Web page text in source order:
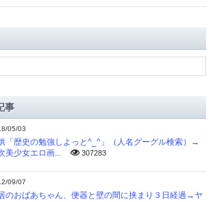
事
05/03
「歴史の勉強しよっと^_^」（人名グーグル検索）→
美少女エロ画...
307283
09/07
のおばあちゃん、便器と壁の間に挟まり３日経過→ヤ